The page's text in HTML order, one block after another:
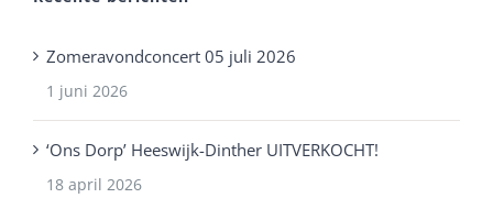
Zomeravondconcert 05 juli 2026
1 juni 2026
‘Ons Dorp’ Heeswijk-Dinther UITVERKOCHT!
18 april 2026